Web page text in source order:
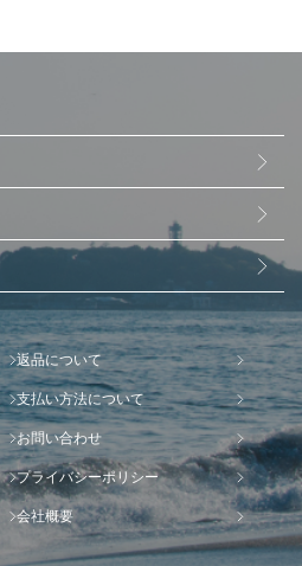
返品について
支払い方法について
お問い合わせ
プライバシーポリシー
会社概要